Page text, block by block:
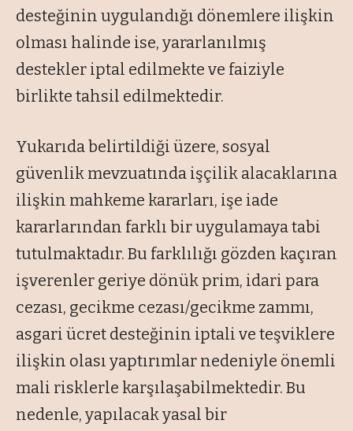
desteğinin uygulandığı dönemlere ilişkin
olması halinde ise, yararlanılmış
destekler iptal edilmekte ve faiziyle
birlikte tahsil edilmektedir.
Yukarıda belirtildiği üzere, sosyal
güvenlik mevzuatında işçilik alacaklarına
ilişkin mahkeme kararları, işe iade
kararlarından farklı bir uygulamaya tabi
tutulmaktadır. Bu farklılığı gözden kaçıran
işverenler geriye dönük prim, idari para
cezası, gecikme cezası/gecikme zammı,
asgari ücret desteğinin iptali ve teşviklere
ilişkin olası yaptırımlar nedeniyle önemli
mali risklerle karşılaşabilmektedir. Bu
nedenle, yapılacak yasal bir